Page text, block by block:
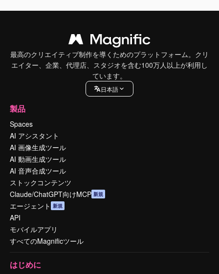
最高のクリエイティブ制作を導くためのプラットフォーム。クリ
エイター、企業、代理店、スタジオを含む100万人以上が利用し
ています。
日本語
製品
Spaces
AI アシスタント
AI 画像生成ツール
AI 動画生成ツール
AI 音声合成ツール
ストックコンテンツ
Claude/ChatGPT向けMCP 新規
エージェント 新規
API
モバイルアプリ
すべてのMagnificツール
はじめに